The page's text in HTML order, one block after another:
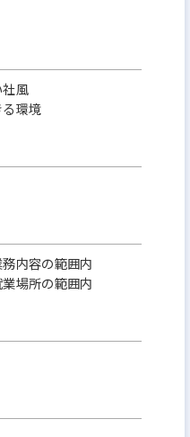
風
環境
内容の範囲内
場所の範囲内